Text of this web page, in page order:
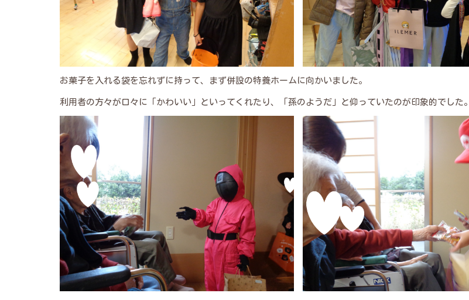
お菓子を入れる袋を忘れずに持って、まず併設の特養ホームに向かいました。
利用者の方々が口々に「かわいい」といってくれたり、「孫のようだ」と仰っていたのが印象的でした。